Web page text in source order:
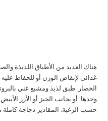
هناك العديد من الأطباق اللذيذة
غذائي لإنقاص الوزن أو للحفاظ
الخضار طبق لذيذ ومشبع غني
وحدها أو بجانب الخبز أو الأرز
حسب الرغبة. المقادير دجاجة كاملة